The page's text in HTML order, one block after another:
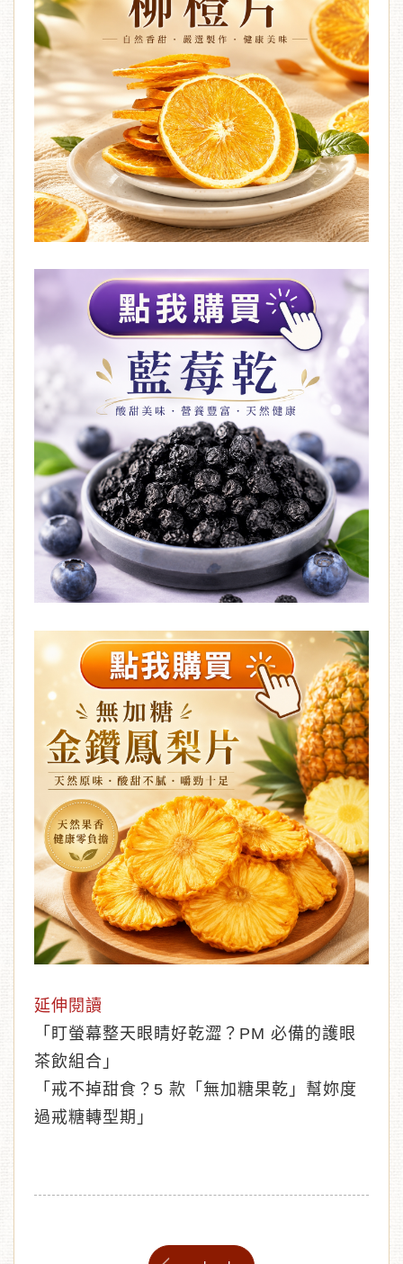
延伸閱讀
「 盯螢幕整天眼睛好乾澀？PM 必備的護眼
茶飲組合 」
「 戒不掉甜食？5 款「無加糖果乾」幫妳度
過戒糖轉型期 」